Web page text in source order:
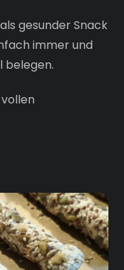
gesunder Snack
immer und
belegen.